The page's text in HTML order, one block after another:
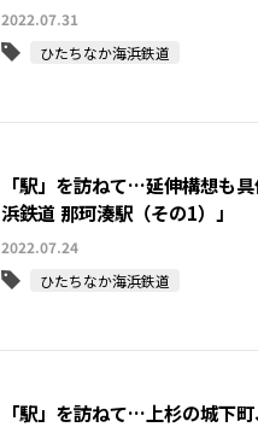
2022.07.31
ひたちなか海浜鉄道
「駅」を訪ねて…延伸構想も
浜鉄道 那珂湊駅（その1）」
2022.07.24
ひたちなか海浜鉄道
「駅」を訪ねて…上杉の城下